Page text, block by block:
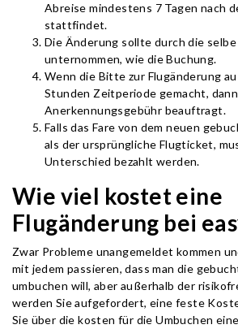
Abreise mindestens 7 Tagen nach
stattfindet.
Die Änderung sollte durch die
unternommen, wie die Buchung.
Wenn die Bitte zur Flugänderung
Stunden Zeitperiode gemacht,
Anerkennungsgebühr beauftragt.
Falls das Fare von dem neuen
als der ursprüngliche Flugticket,
Unterschied bezahlt werden.
Wie viel kostet eine
Flugänderung bei
Zwar Probleme unangemeldet kommen
mit jedem passieren, dass man die
umbuchen will, aber außerhalb der
werden Sie aufgefordert, eine feste
Sie über die kosten für die Umbuchen